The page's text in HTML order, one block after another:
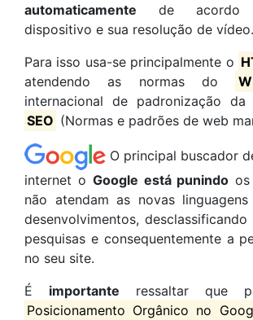
automaticamente de acordo
dispositivo e sua resolução de vídeo.
Para isso usa-se principalmente o
atendendo as normas do
internacional de padronização
SEO (Normas e padrões de web
O principal buscador
internet o Google está punindo
não atendam as novas
desenvolvimentos,
pesquisas e consequentemente a
no seu site.
É importante ressaltar que
Posicionamento Orgânico no